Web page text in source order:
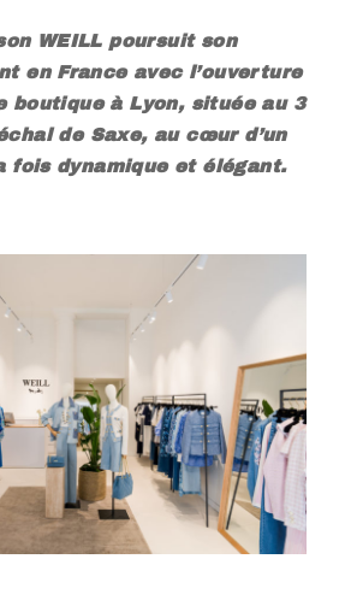
WEILL poursuit son
en France avec l’ouverture
boutique à Lyon, située au 3
de Saxe, au cœur d’un
fois dynamique et élégant.